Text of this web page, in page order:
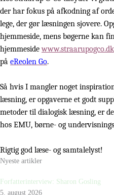
der har fokus på afkodning af
lege, der gør læsningen sjovere.
hjemmeside, mens bøgerne kan
hjemmesidewww.straarupogco.dk
på eReolen Go.
Så hvis I mangler noget
læsning, er opgaverne et godt
metoder til dialogisk læsning, er
hos EMU, børne- og
Rigtig god læse- og samtalelyst!
Nyeste artikler
Forfatterinterview: Sharon Gosling
5. august 2026